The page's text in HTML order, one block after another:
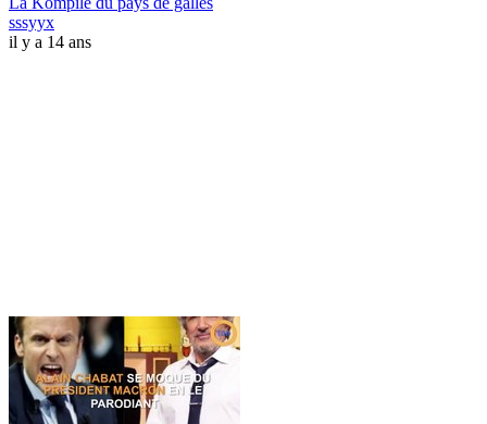
sssyyx
il y a 14 ans